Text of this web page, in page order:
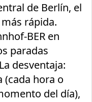
de Berlín, el
rápida.
BER en
paradas
desventaja:
(cada hora o
del día),